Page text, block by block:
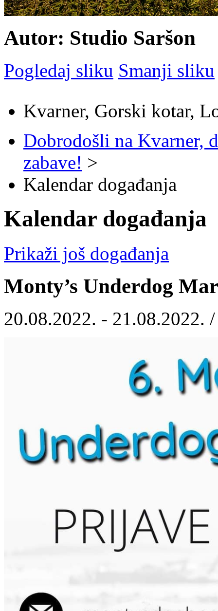
Autor: Studio Saršon
Pogledaj sliku Smanji sliku
Kvarner, Gorski kotar,
Dobrodošli na Kvarner,
zabave! >
Kalendar događanja
Kalendar događanja
Prikaži još događanja
Monty’s Underdog
20.08.2022. - 21.08.2022.